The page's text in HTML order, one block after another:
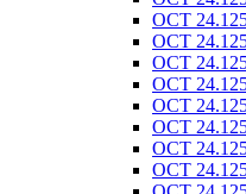
ОСТ
ОСТ
ОСТ
ОСТ
ОСТ
ОСТ
ОСТ
ОСТ